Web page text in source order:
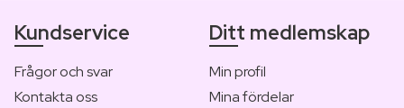
Kundservice
Frågor och svar
Kontakta oss
Ditt medlemskap
Min profil
Mina fördelar